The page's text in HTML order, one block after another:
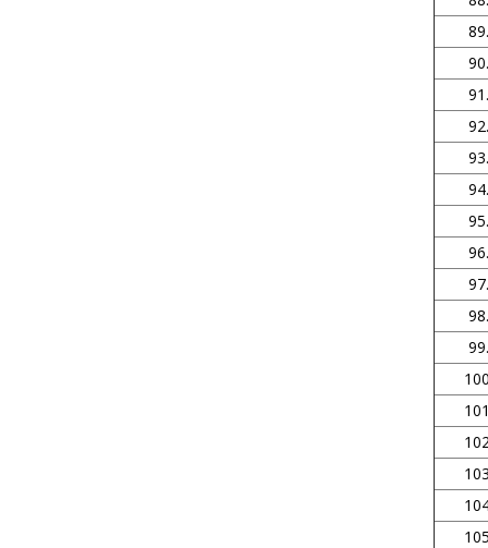
89.
90.
91.
92.
93.
94.
95.
96.
97.
98.
99.